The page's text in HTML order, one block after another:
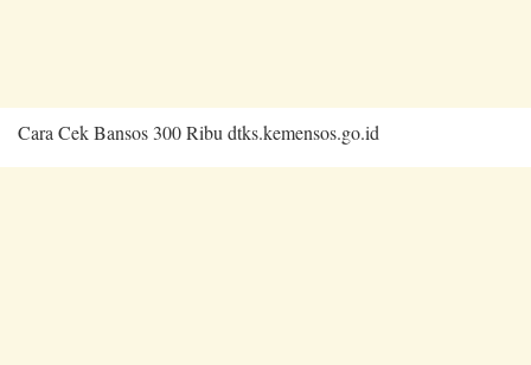
Cara Cek Bansos 300 Ribu dtks.kemensos.go.id